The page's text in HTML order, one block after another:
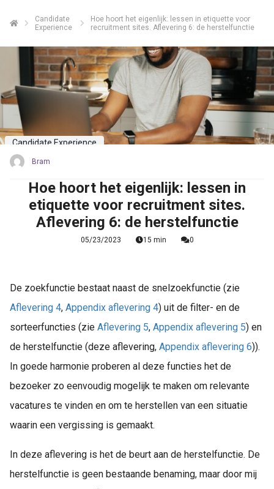
Candidate
Experience
Hoe hoort het eigenlijk: lessen in etiquette voor
recruitment sites. Aflevering 6: de herstelfunctie
Candidate Experience
Bram
Hoe hoort het eigenlijk: lessen in
etiquette voor recruitment sites.
Aflevering 6: de herstelfunctie
05/23/2023 15 min 0
De zoekfunctie bestaat naast de snelzoekfunctie (zie
Aflevering 4, Appendix aflevering 4) uit de filter- en de
sorteerfuncties (zie Aflevering 5, Appendix aflevering 5) en
de herstelfunctie (deze aflevering, Appendix aflevering 6)).
In goede harmonie proberen al deze functies het de
bezoeker zo eenvoudig mogelijk te maken om relevante
vacatures te vinden en om te herstellen van een situatie
waarin een vergissing is gemaakt.
In deze aflevering is het de beurt aan de herstelfunctie. De
herstelfunctie is geen bestaande benaming, maar door mij